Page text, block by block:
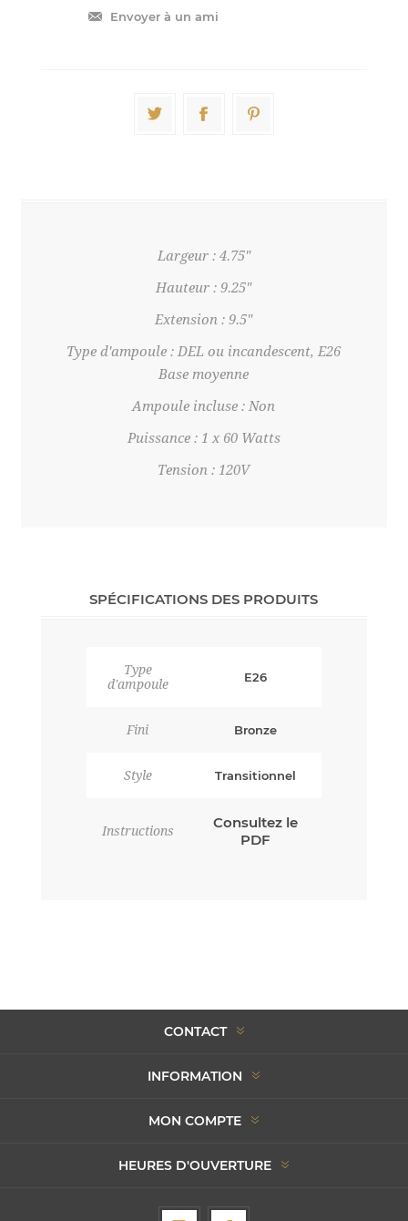
Largeur : 4.75"
Hauteur : 9.25"
Extension : 9.5"
Type d'ampoule : DEL ou incandescent, E26
Base moyenne
Ampoule incluse : Non
Puissance : 1 x 60 Watts
Tension : 120V
SPÉCIFICATIONS DES PRODUITS
Type
d'ampoule
E26
Fini Bronze
Style Transitionnel
Instructions
Consultez le
PDF
CONTACT
INFORMATION
MON COMPTE
HEURES D'OUVERTURE